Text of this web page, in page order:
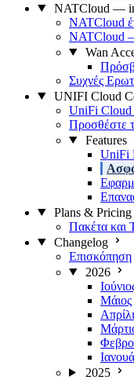
NATCloud —
NATCloud
NATCloud
Wan
Συχνές
UNIFI Cloud
UniFi Cloud
Προσθέστε
Features
UniFi
Plans & Pricing
Πακέτα και
Changelog
Επισκόπηση
2026
Μάιος
2025